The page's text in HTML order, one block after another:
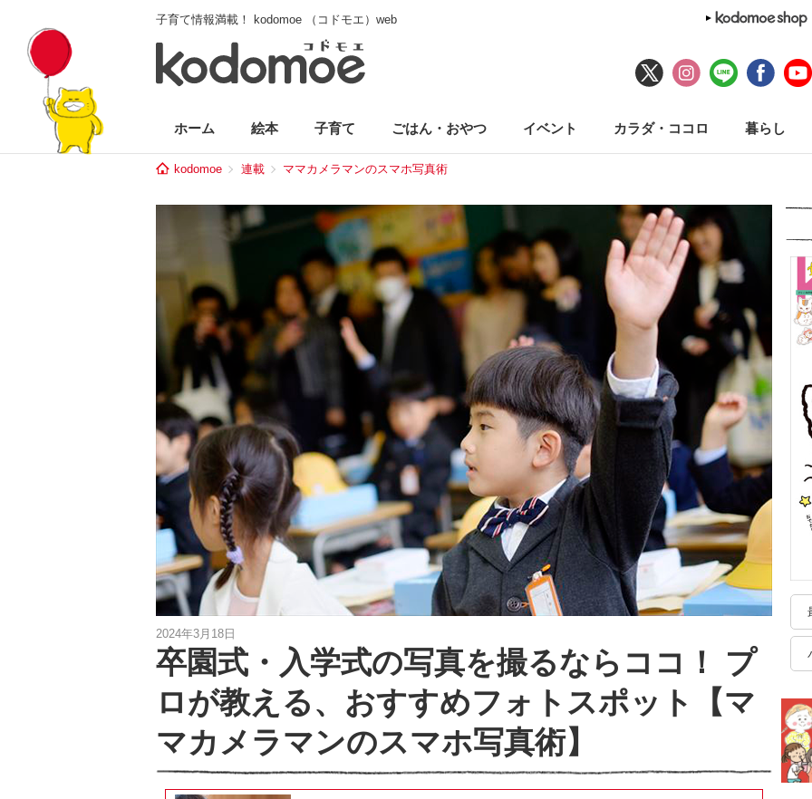
子育て情報満載！ kodomoe （コドモエ）web
ホーム 絵本 子育て ごはん・おやつ イベント カラダ・ココロ 暮らし
kodomoe 連載 ママカメラマンのスマホ写真術
2024年3月18日
卒園式・入学式の写真を撮るならココ！ プ
ロが教える、おすすめフォトスポット【マ
マカメラマンのスマホ写真術】